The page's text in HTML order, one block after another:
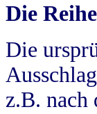
Die
Die
z.B. nach